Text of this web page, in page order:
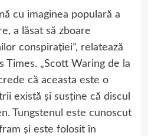
cu imaginea populară a
a lăsat să zboare
conspirației”, relatează
Times. „Scott Waring de la
că aceasta este o
există și susține că discul
Tungstenul este cunoscut
și este folosit în